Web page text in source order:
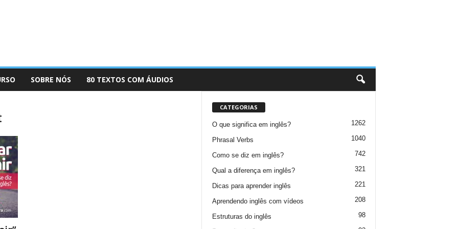
SOBRE NÓS 80 TEXTOS COM ÁUDIOS
CATEGORIAS
O que significa em inglês? 1262
Phrasal Verbs 1040
Como se diz em inglês? 742
Qual a diferença em inglês? 321
Dicas para aprender inglês 221
Aprendendo inglês com vídeos 208
Estruturas do inglês 98